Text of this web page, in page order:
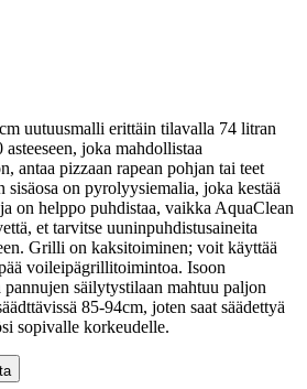
uutuusmalli erittäin tilavalla 74 litran
joka mahdollistaa
antaa pizzaan rapean pohjan tai teet
on pyrolyysiemalia, joka kestää
on helppo puhdistaa, vaikka AquaClean
et tarvitse uuninpuhdistusaineita
Grilli on kaksitoiminen; voit käyttää
voileipägrillitoimintoa. Isoon
säilytystilaan mahtuu paljon
85-94cm, joten saat säädettyä
sopivalle korkeudelle.